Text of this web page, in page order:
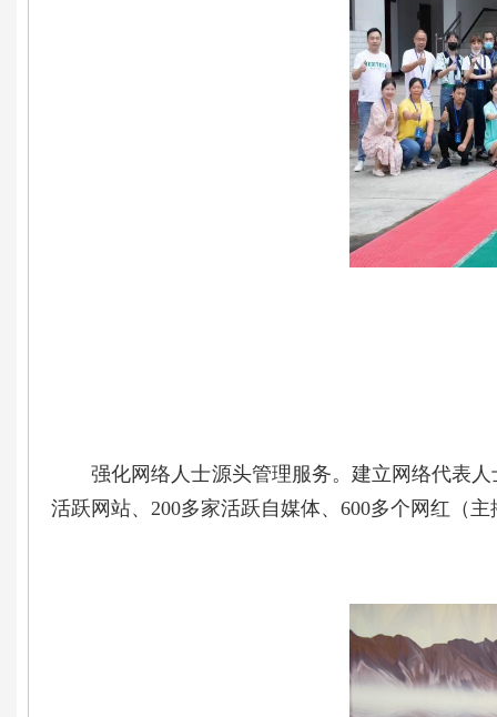
强化网络人士源头管理服务。建立网络代表人
活跃网站、200多家活跃自媒体、600多个网红（